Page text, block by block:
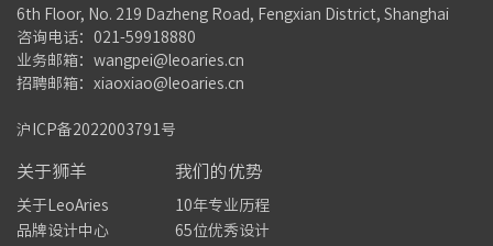
6th Floor, No. 219 Dazheng Road, Fengxian District, Shanghai
咨询电话：021-59918880
业务邮箱：wangpei@leoaries.cn
招聘邮箱：xiaoxiao@leoaries.cn
沪ICP备2022003791号
关于狮羊
关于LeoAries
品牌设计中心
我们的优势
10年专业历程
65位优秀设计